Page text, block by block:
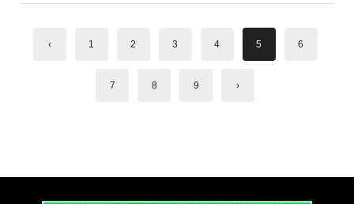
‹ 1 2 3 4 5 6
7 8 9 ›